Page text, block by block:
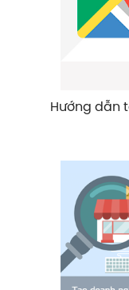
Hướng dẫn